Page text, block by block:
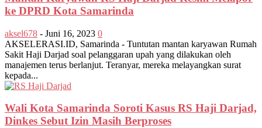
ke DPRD Kota Samarinda
aksel678 - Juni 16, 2023 0
AKSELERASI.ID, Samarinda - Tuntutan mantan karyawan Rumah
Sakit Haji Darjad soal pelanggaran upah yang dilakukan oleh
manajemen terus berlanjut. Teranyar, mereka melayangkan surat
kepada...
Wali Kota Samarinda Soroti Kasus RS Haji Darjad,
Dinkes Sebut Izin Masih Berproses